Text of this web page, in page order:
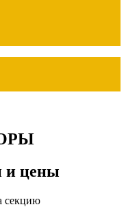
и цены
секцию